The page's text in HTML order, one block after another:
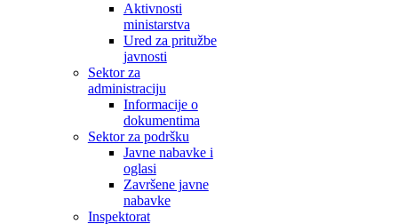
Aktivnosti
ministarstva
Ured za pritužbe
javnosti
Sektor za
administraciju
Informacije o
dokumentima
Sektor za podršku
Javne nabavke i
oglasi
Završene javne
nabavke
Inspektorat